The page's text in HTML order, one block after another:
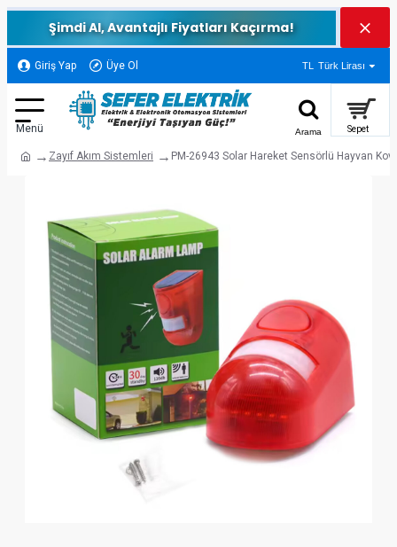
Şimdi Al, Avantajlı Fiyatları Kaçırma!
Giriş Yap Üye Ol TL Türk Lirası
Zayıf Akım Sistemleri PM-26943 Solar Hareket Sensörlü Hayvan